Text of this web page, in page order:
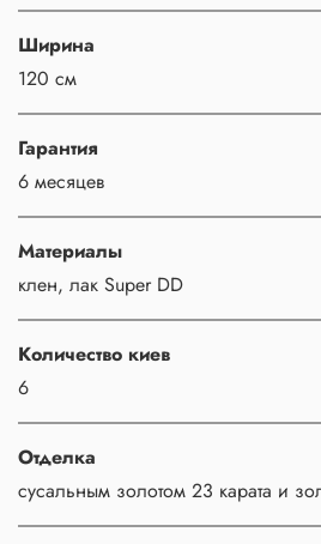
Ширина
120 см
Гарантия
6 месяцев
Материалы
клен, лак Super DD
Количество киев
6
Отделка
сусальным золотом 23 карата и